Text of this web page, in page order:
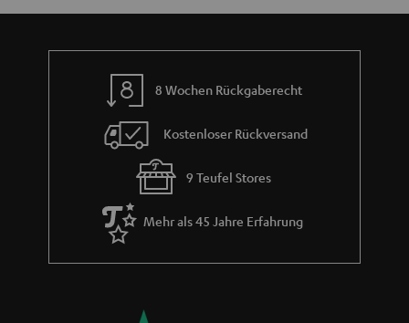
8 Wochen Rückgaberecht
Kostenloser Rückversand
9 Teufel Stores
Mehr als 45 Jahre Erfahrung